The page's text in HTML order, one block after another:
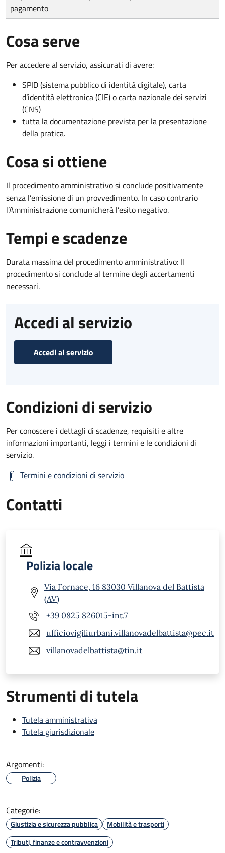
pagamento
Cosa serve
Per accedere al servizio, assicurati di avere:
SPID (sistema pubblico di identità digitale), carta
d’identità elettronica (CIE) o carta nazionale dei servizi
(CNS)
tutta la documentazione prevista per la presentazione
della pratica.
Cosa si ottiene
Il procedimento amministrativo si conclude positivamente
senza l’emissione di un provvedimento. In caso contrario
l’Amministrazione comunicherà l’esito negativo.
Tempi e scadenze
Durata massima del procedimento amministrativo: Il
procedimento si conclude al termine degli accertamenti
necessari.
Accedi al servizio
Accedi al servizio
Condizioni di servizio
Per conoscere i dettagli di scadenze, requisiti e altre
informazioni importanti, leggi i termini e le condizioni di
servizio.
Termini e condizioni di servizio
Contatti
Polizia locale
Via Fornace, 16 83030 Villanova del Battista
(AV)
+39 0825 826015-int.7
ufficiovigiliurbani.villanovadelbattista@pec.it
villanovadelbattista@tin.it
Strumenti di tutela
Tutela amministrativa
Tutela giurisdizionale
Argomenti:
Polizia
Categorie:
Giustizia e sicurezza pubblica
Mobilità e trasporti
Tributi, finanze e contravvenzioni